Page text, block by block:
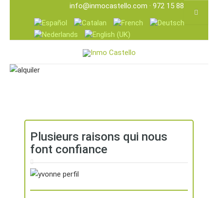
info@inmocastello.com · 972 15 88 25
Plusieurs raisons qui nous
font confiance